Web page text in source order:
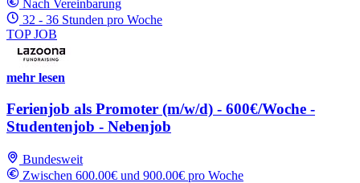
Nach Vereinbarung
32 - 36 Stunden pro Woche
TOP JOB
mehr lesen
Ferienjob als Promoter (m/w/d) - 600€/Woche -
Studentenjob - Nebenjob
Bundesweit
Zwischen 600.00€ und 900.00€ pro Woche